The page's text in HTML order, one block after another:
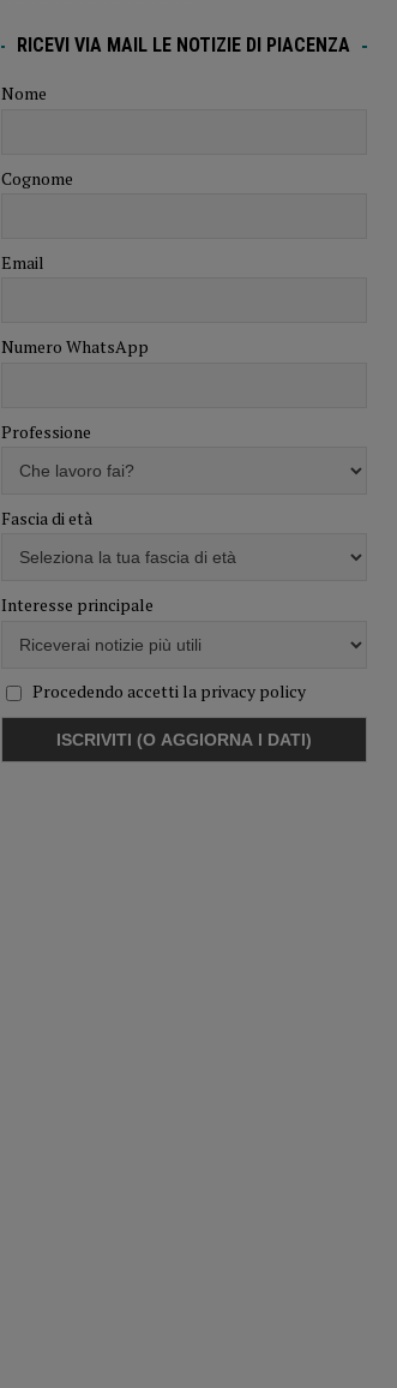
RICEVI VIA MAIL LE NOTIZIE DI PIACENZA
Nome
Cognome
Email
Numero WhatsApp
Professione
Fascia di età
Interesse principale
Procedendo accetti la privacy policy